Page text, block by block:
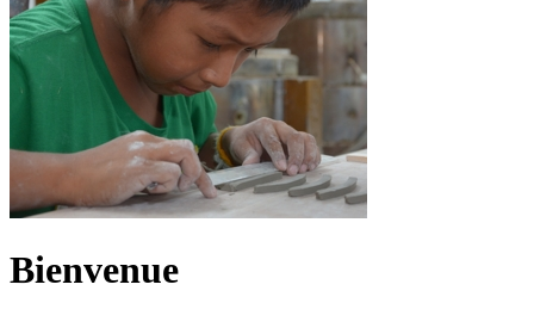
Bienvenue